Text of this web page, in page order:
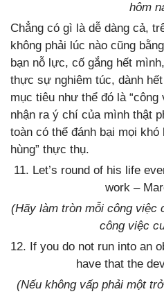
hôm
Chẳng có gì là dễ dàng cả,
không phải lúc nào cũng
bạn nỗ lực, cố gắng hết
thực sự nghiêm túc, dành
mục tiêu như thể đó là “công
nhận ra ý chí của mình thật
toàn có thể đánh bại mọi khó
hùng” thực thụ.
11. Let’s round of his life
work –
(Hãy làm tròn mỗi công việc
công việc
12. If you do not run into an
have that the
(Nếu không vấp phải một